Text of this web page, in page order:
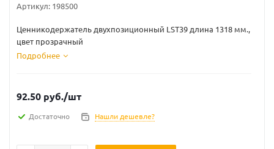
Артикул: 198500
Ценникодержатель двухпозиционный LST39 длина 1318 мм.,
цвет прозрачный
Подробнее
92.50 руб./шт
Достаточно Нашли дешевле?